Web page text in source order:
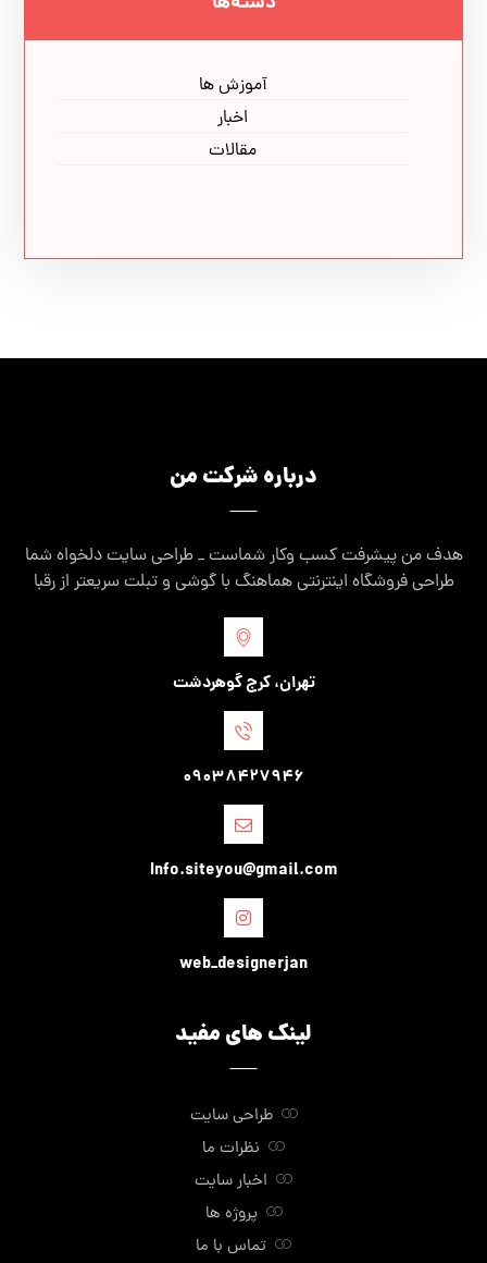
آموزش ها
اخبار
مقالات
درباره شرکت من
هدف من پیشرفت کسب وکار شماست _ طراحی سایت دلخواه شما
طراحی فروشگاه اینترنتی هماهنگ با گوشی و تبلت سریعتر از رقبا
تهران، کرج گوهردشت
09038427946
Info.siteyou@gmail.com
web_designerjan
لینک های مفید
طراحی سایت
نظرات ما
اخبار سایت
پروژه ها
تماس با ما